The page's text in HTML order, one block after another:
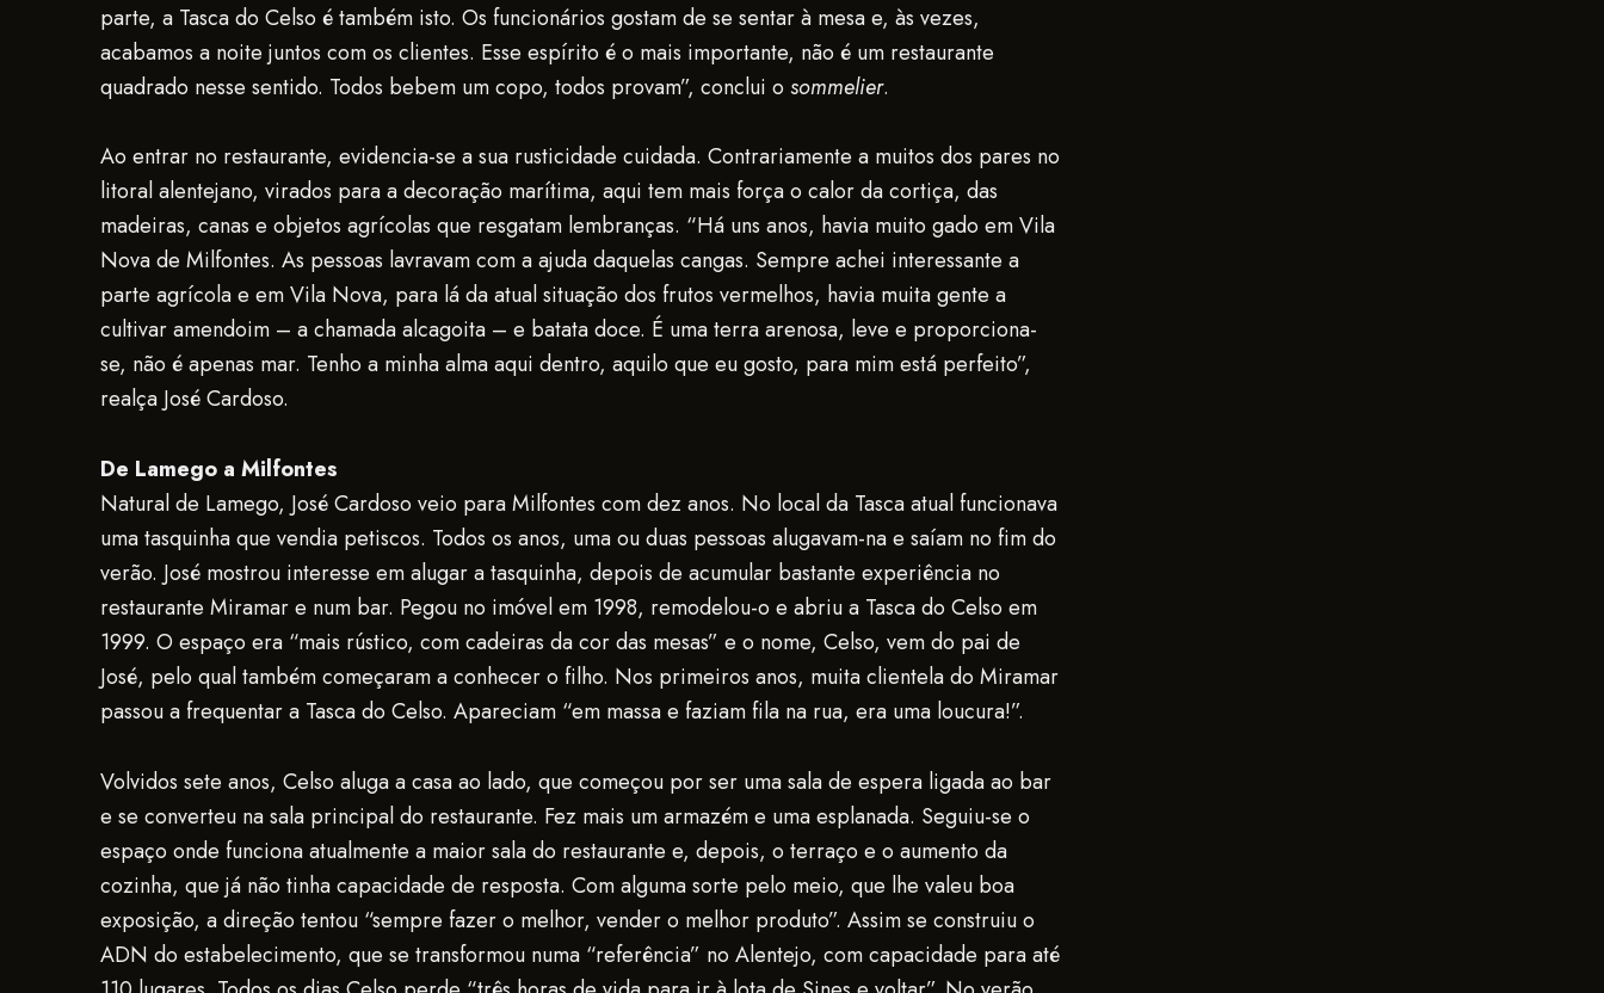
parte, a Tasca do Celso é também isto. Os funcionários gostam de se sentar à mesa e, às vezes,
acabamos a noite juntos com os clientes. Esse espírito é o mais importante, não é um restaurante
quadrado nesse sentido. Todos bebem um copo, todos provam”, conclui o sommelier.
Ao entrar no restaurante, evidencia-se a sua rusticidade cuidada. Contrariamente a muitos dos pares no
litoral alentejano, virados para a decoração marítima, aqui tem mais força o calor da cortiça, das
madeiras, canas e objetos agrícolas que resgatam lembranças. “Há uns anos, havia muito gado em Vila
Nova de Milfontes. As pessoas lavravam com a ajuda daquelas cangas. Sempre achei interessante a
parte agrícola e em Vila Nova, para lá da atual situação dos frutos vermelhos, havia muita gente a
cultivar amendoim – a chamada alcagoita – e batata doce. É uma terra arenosa, leve e proporciona-
se, não é apenas mar. Tenho a minha alma aqui dentro, aquilo que eu gosto, para mim está perfeito”,
realça José Cardoso.
De Lamego a Milfontes
Natural de Lamego, José Cardoso veio para Milfontes com dez anos. No local da Tasca atual funcionava
uma tasquinha que vendia petiscos. Todos os anos, uma ou duas pessoas alugavam-na e saíam no fim do
verão. José mostrou interesse em alugar a tasquinha, depois de acumular bastante experiência no
restaurante Miramar e num bar. Pegou no imóvel em 1998, remodelou-o e abriu a Tasca do Celso em
1999. O espaço era “mais rústico, com cadeiras da cor das mesas” e o nome, Celso, vem do pai de
José, pelo qual também começaram a conhecer o filho. Nos primeiros anos, muita clientela do Miramar
passou a frequentar a Tasca do Celso. Apareciam “em massa e faziam fila na rua, era uma loucura!”.
Volvidos sete anos, Celso aluga a casa ao lado, que começou por ser uma sala de espera ligada ao bar
e se converteu na sala principal do restaurante. Fez mais um armazém e uma esplanada. Seguiu-se o
espaço onde funciona atualmente a maior sala do restaurante e, depois, o terraço e o aumento da
cozinha, que já não tinha capacidade de resposta. Com alguma sorte pelo meio, que lhe valeu boa
exposição, a direção tentou “sempre fazer o melhor, vender o melhor produto”. Assim se construiu o
ADN do estabelecimento, que se transformou numa “referência” no Alentejo, com capacidade para até